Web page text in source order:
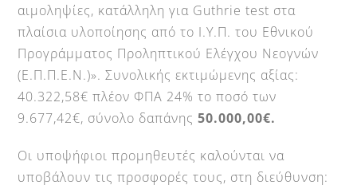
αιμοληψίες, κατάλληλη για Guthrie test στα
πλαίσια υλοποίησης από το Ι.Υ.Π. του Εθνικού
Προγράμματος Προληπτικού Ελέγχου Νεογνών
(Ε.Π.Π.Ε.Ν.)». Συνολικής εκτιμώμενης αξίας:
40.322,58€ πλέον ΦΠΑ 24% το ποσό των
9.677,42€, σύνολο δαπάνης50.000,00€.
Οι υποψήφιοι προμηθευτές καλούνται να
υποβάλουν τις προσφορές τους, στη διεύθυνση: